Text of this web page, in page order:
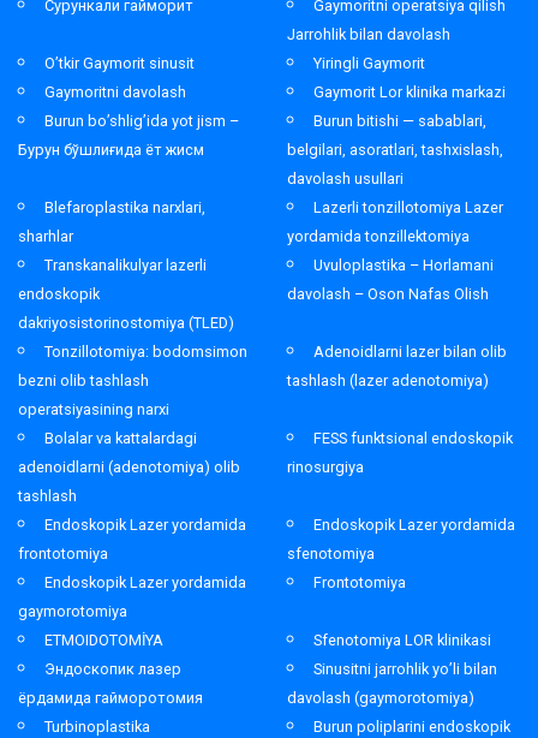
Сурункали гайморит
Gaymoritni operatsiya qilish
Jarrohlik bilan davolash
O’tkir Gaymorit sinusit
Yiringli Gaymorit
Gaymoritni davolash
Gaymorit Lor klinika markazi
Burun bo’shlig’ida yot jism –
Бурун бўшлиғида ёт жисм
Burun bitishi — sabablari,
belgilari, asoratlari, tashxislash,
davolash usullari
Blefaroplastika narxlari,
sharhlar
Lazerli tonzillotomiya Lazer
yordamida tonzillektomiya
Transkanalikulyar lazerli
endoskopik
dakriyosistorinostomiya (TLED)
Uvuloplastika – Horlamani
davolash – Oson Nafas Olish
Tonzillotomiya: bodomsimon
bezni olib tashlash
operatsiyasining narxi
Adenoidlarni lazer bilan olib
tashlash (lazer adenotomiya)
Bolalar va kattalardagi
adenoidlarni (adenotomiya) olib
tashlash
FESS funktsional endoskopik
rinosurgiya
Endoskopik Lazer yordamida
frontotomiya
Endoskopik Lazer yordamida
sfenotomiya
Endoskopik Lazer yordamida
gaymorotomiya
Frontotomiya
ETMOIDOTOMİYA
Sfenotomiya LOR klinikasi
Эндоскопик лазер
ёрдамида гайморотомия
Sinusitni jarrohlik yo’li bilan
davolash (gaymorotomiya)
Turbinoplastika
Burun poliplarini endoskopik